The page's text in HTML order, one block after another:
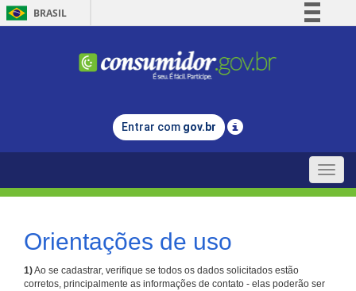
BRASIL
Comunica BR
Legislação
Entrar com gov.br
Toggle
Orientações de uso
1)Ao se cadastrar, verifique se todos os dados solicitados estão
corretos, principalmente as informações de contato - elas poderão ser